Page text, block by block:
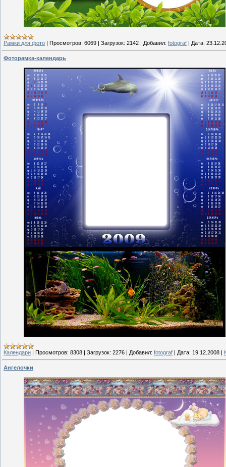
Рамки для фото | Просмотров: 6069 | Загрузок: 2142 | Добавил: fotograf | Дата:
Фоторамка-календарь
Календари | Просмотров: 8308 | Загрузок: 2276 | Добавил: fotograf | Дата: 19.12.2008 |
Ангелочки